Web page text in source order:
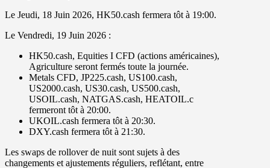
Le Jeudi, 18 Juin 2026, HK50.cash fermera tôt à 19:00.
Le Vendredi, 19 Juin 2026 :
HK50.cash, Equities I CFD (actions américaines),
Agriculture seront fermés toute la journée.
Metals CFD, JP225.cash, US100.cash,
US2000.cash, US30.cash, US500.cash,
USOIL.cash, NATGAS.cash, HEATOIL.c
fermeront tôt à 20:00.
UKOIL.cash fermera tôt à 20:30.
DXY.cash fermera tôt à 21 :30.
Les swaps de rollover de nuit sont sujets à des
changements et ajustements réguliers, reflétant, entre